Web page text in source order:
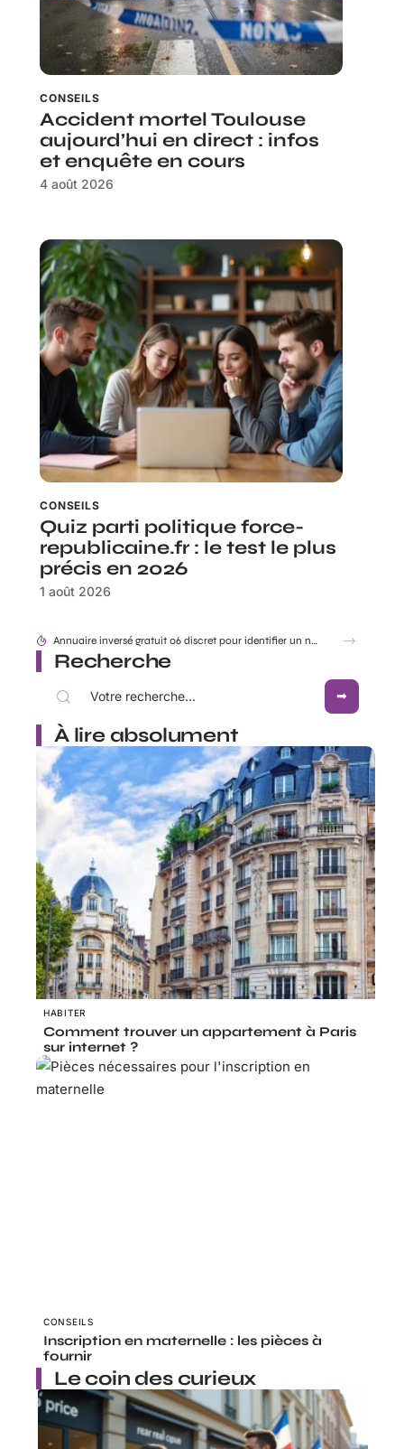
CONSEILS
Accident mortel Toulouse
aujourd’hui en direct : infos
et enquête en cours
4 août 2026
CONSEILS
Quiz parti politique force-
republicaine.fr : le test le plus
précis en 2026
1 août 2026
Accident mortel Toulouse aujourd’hui en direct : infos et enquête en cours
Recherche
À lire absolument
HABITER
Comment trouver un appartement à Paris
sur internet ?
CONSEILS
Inscription en maternelle : les pièces à
fournir
Le coin des curieux